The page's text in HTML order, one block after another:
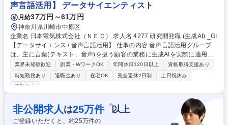
声言語活用】 データサイエンティスト
月給37万円～61万円
神奈川県川崎市中原区
企業名 日本電気株式会社（ＮＥＣ） 求人名 4277 研究開発職 (生成AI) _GI
【データサイエンス / 音声言語活用】 仕事の内容 音声言語活用グループ
は、主に言葉(テキスト、音声)を扱う顧客の業務に生成AIを実際に適用
し、業務の生産性向上や、技術導入コスト低減を実現するための要素技術
をボトムアップに研究開発するグループです。 ・生成AIを顧客業務に適用
する際の課題の分析・課題を解決する要素技術の研究・開発 ・生成AIの顧
果の知財化・学会発表(国際学会を推奨) ・成長に合わせ、研究開発プロジ
ェクトや顧客への生成AI導入プロジェクトの管理、後進の育成 募集職種 4
277 研究開発職 (生成AI) _GI【データサイエンス / 音声言語活用】
業界未経験歓迎 副業・WワークOK 年間休日120日以上
資格取得支援あり
時短勤務あり
退職金あり 在宅OK 完全週休2日制
土日祝休み
服装自由
非公開求人 は25万件 ※以上
ご登録いただくと、約25万件の